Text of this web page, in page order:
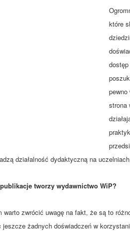
które
strona
działalność dydaktyczną na
tworzy wydawnictwo WiP?
warto zwrócić uwagę na fakt, że są to
żadnych doświadczeń w